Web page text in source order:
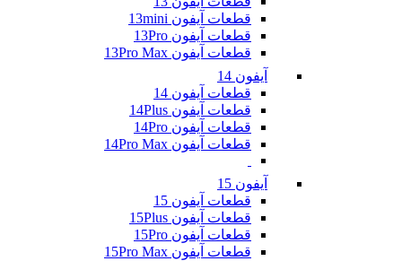
قطعات آیفون 13mini
قطعات آیفون 13Pro
قطعات آیفون 13Pro Max
آیفون 14
قطعات آیفون 14
قطعات آیفون 14Plus
قطعات آیفون 14Pro
قطعات آیفون 14Pro Max
آیفون 15
قطعات آیفون 15
قطعات آیفون 15Plus
قطعات آیفون 15Pro
قطعات آیفون 15Pro Max